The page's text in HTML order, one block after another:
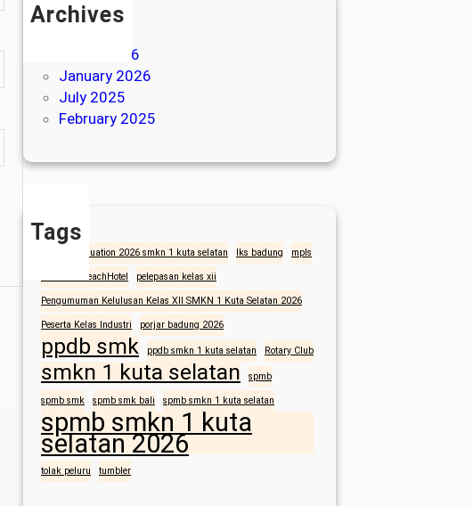
Archives
March 2026
January 2026
July 2025
February 2025
Tags
graduation 2026 smkn 1 kuta selatan lks badung mpls
NusaDuaBeachHotel pelepasan kelas xii
Pengumuman Kelulusan Kelas XII SMKN 1 Kuta Selatan 2026
Peserta Kelas Industri porjar badung 2026
ppdb smk ppdb smkn 1 kuta selatan Rotary Club
smkn 1 kuta selatan spmb
spmb smk spmb smk bali spmb smkn 1 kuta selatan
spmb smkn 1 kuta
selatan 2026
tolak peluru tumbler